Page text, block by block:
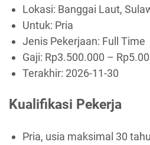
Lokasi: Banggai Laut,
Untuk: Pria
Jenis Pekerjaan: Full Time
Gaji: Rp3.500.000 – Rp
Terakhir: 2026-11-30
Kualifikasi Pekerja
Pria, usia maksimal 30